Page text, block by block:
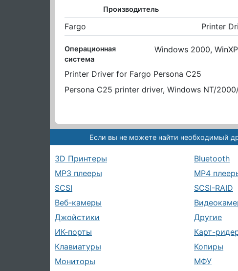
Производитель
Fargo Printer
Операционная
система
Windows 2000,
Printer Driver for Fargo Persona C25
Persona C25 printer driver, Windows NT/
Если вы не можете найти необходимый
3D Принтеры Bluetooth
MP3 плееры
MP4
SCSI
SCSI-RAID
Веб-камеры
Джойстики
Другие
ИК-порты
Карт-
Клавиатуры
Копиры
Мониторы
МФУ